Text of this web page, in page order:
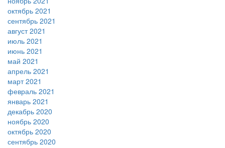
октябрь 2021
сентябрь 2021
август 2021
июль 2021
июнь 2021
май 2021
апрель 2021
март 2021
февраль 2021
январь 2021
декабрь 2020
ноябрь 2020
октябрь 2020
сентябрь 2020